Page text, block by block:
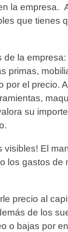
la empresa.
que tienes
de la
primas,
por el precio.
su
visibles! El
los gastos de
precio al
de los
o bajas por